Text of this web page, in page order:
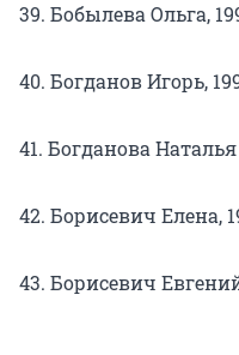
39. Бобылева Ольга,
40. Богданов Игорь,
41. Богданова
42. Борисевич Елена,
43. Борисевич